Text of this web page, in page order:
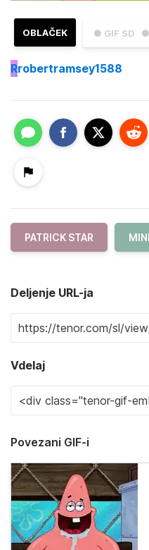
● GIF SD
OBLAČEK
Rrobertramsey1588
PATRICK STAR
Deljenje URL-ja
Vdelaj
Povezani GIF-i